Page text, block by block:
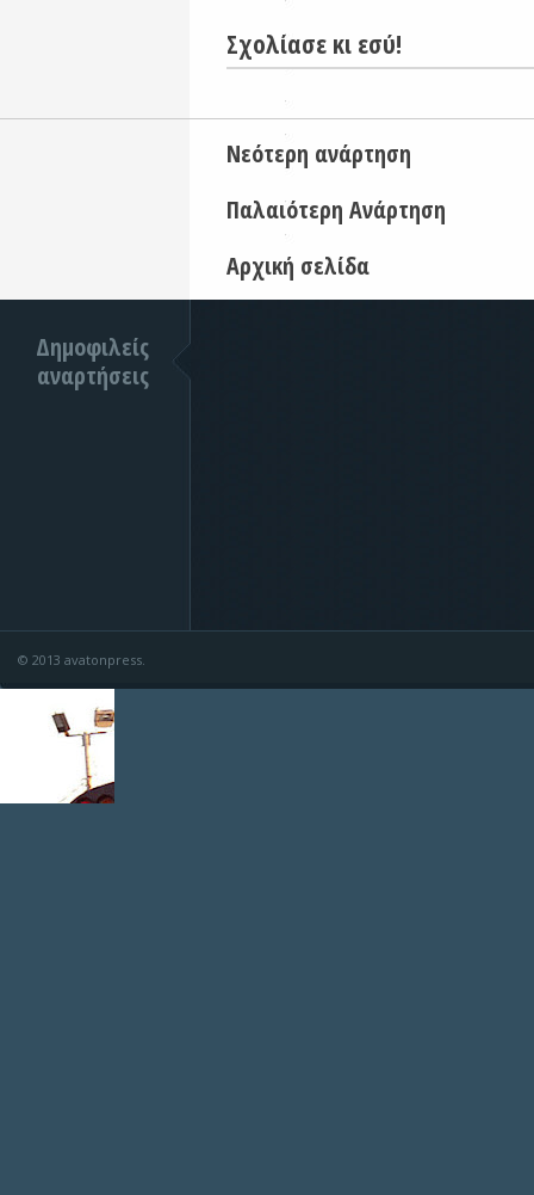
Σχολίασε κι εσύ!
Νεότερη ανάρτηση
Παλαιότερη Ανάρτηση
Αρχική σελίδα
Δημοφιλείς
αναρτήσεις
© 2013 avatonpress.